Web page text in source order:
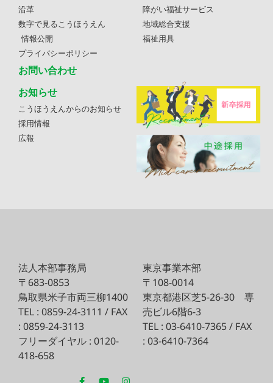
沿革
数字で見るこうほうえん
情報公開
プライバシーポリシー
お問い合わせ
障がい福祉サービス
地域総合支援
福祉用具
お知らせ
こうほうえんからのお知らせ
採用情報
広報
法人本部事務局
〒683-0853
鳥取県米子市両三柳1400
TEL : 0859-24-3111 / FAX
: 0859-24-3113
フリーダイヤル : 0120-
418-658
東京事業本部
〒108-0014
東京都港区芝5-26-30 専
売ビル6階6-3
TEL : 03-6410-7365 / FAX
: 03-6410-7364